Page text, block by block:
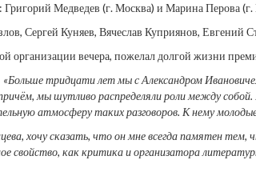
Медведев (г. Москва) и Марина Перова (г.
Сергей Куняев, Вячеслав Куприянов, Евгений
организации вечера, пожелал долгой жизни
«Больше тридцати лет мы с Александром
мы шутливо распределяли роли между
атмосферу таких разговоров. К нему
хочу сказать, что он мне всегда памятен тем,
как критика и организатора